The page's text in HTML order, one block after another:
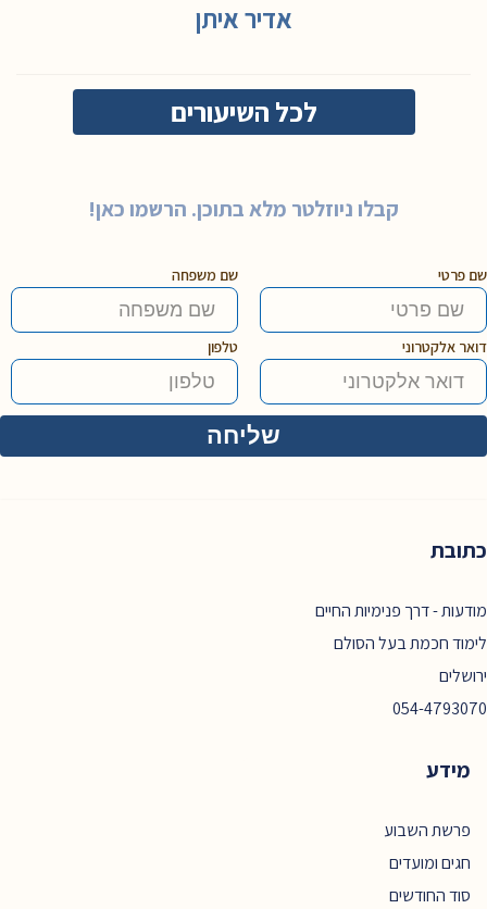
אדיר איתן
לכל השיעורים
קבלו ניוזלטר מלא בתוכן. הרשמו כאן!
שם פרטי שם משפחה
דואר אלקטרוני טלפון
כתובת
מודעות - דרך פנימיות החיים
לימוד חכמת בעל הסולם
ירושלים
054-4793070
מידע
פרשת השבוע
חגים ומועדים
סוד החודשים